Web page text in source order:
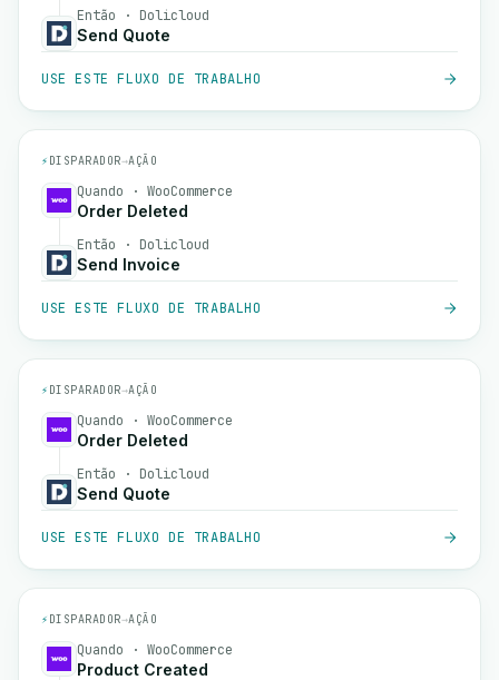
Então · Dolicloud
Send Quote
USE ESTE FLUXO DE TRABALHO
⚡ DISPARADOR→AÇÃO
Quando · WooCommerce
Order Deleted
Então · Dolicloud
Send Invoice
USE ESTE FLUXO DE TRABALHO
⚡ DISPARADOR→AÇÃO
Quando · WooCommerce
Order Deleted
Então · Dolicloud
Send Quote
USE ESTE FLUXO DE TRABALHO
⚡ DISPARADOR→AÇÃO
Quando · WooCommerce
Product Created